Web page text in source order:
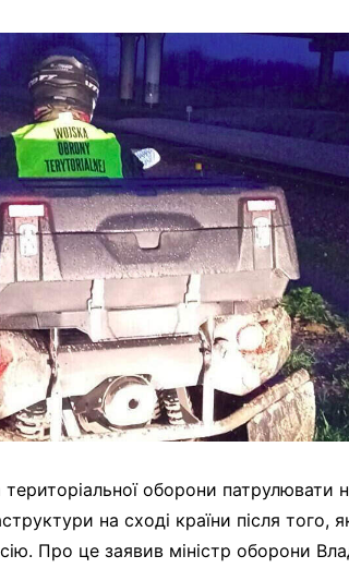
оборони патрулювати
на сході країни після того,
Про це заявив міністр оборони